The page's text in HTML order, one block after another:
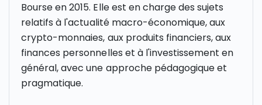
Bourse en 2015. Elle est en charge des sujets
relatifs à l'actualité macro-économique, aux
crypto-monnaies, aux produits financiers, aux
finances personnelles et à l'investissement en
général, avec une approche pédagogique et
pragmatique.